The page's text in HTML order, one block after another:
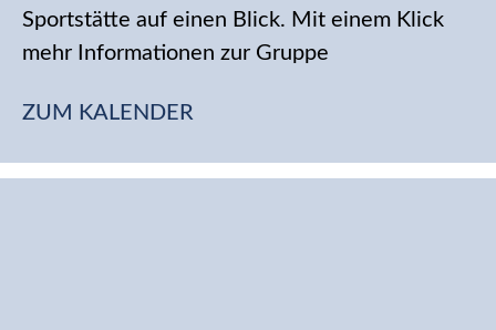
Sportstätte auf einen Blick. Mit einem Klick
mehr Informationen zur Gruppe
ZUM KALENDER